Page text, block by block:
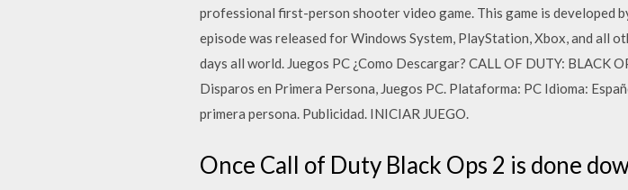
professional first-person shooter video game. This game is developed
episode was released for Windows System, PlayStation, Xbox, and all
days all world. Juegos PC ¿Como Descargar? CALL OF DUTY: BLACK
Disparos en Primera Persona, Juegos PC. Plataforma: PC Idioma:
primera persona. Publicidad. INICIAR JUEGO.
Once Call of Duty Black Ops 2 is done